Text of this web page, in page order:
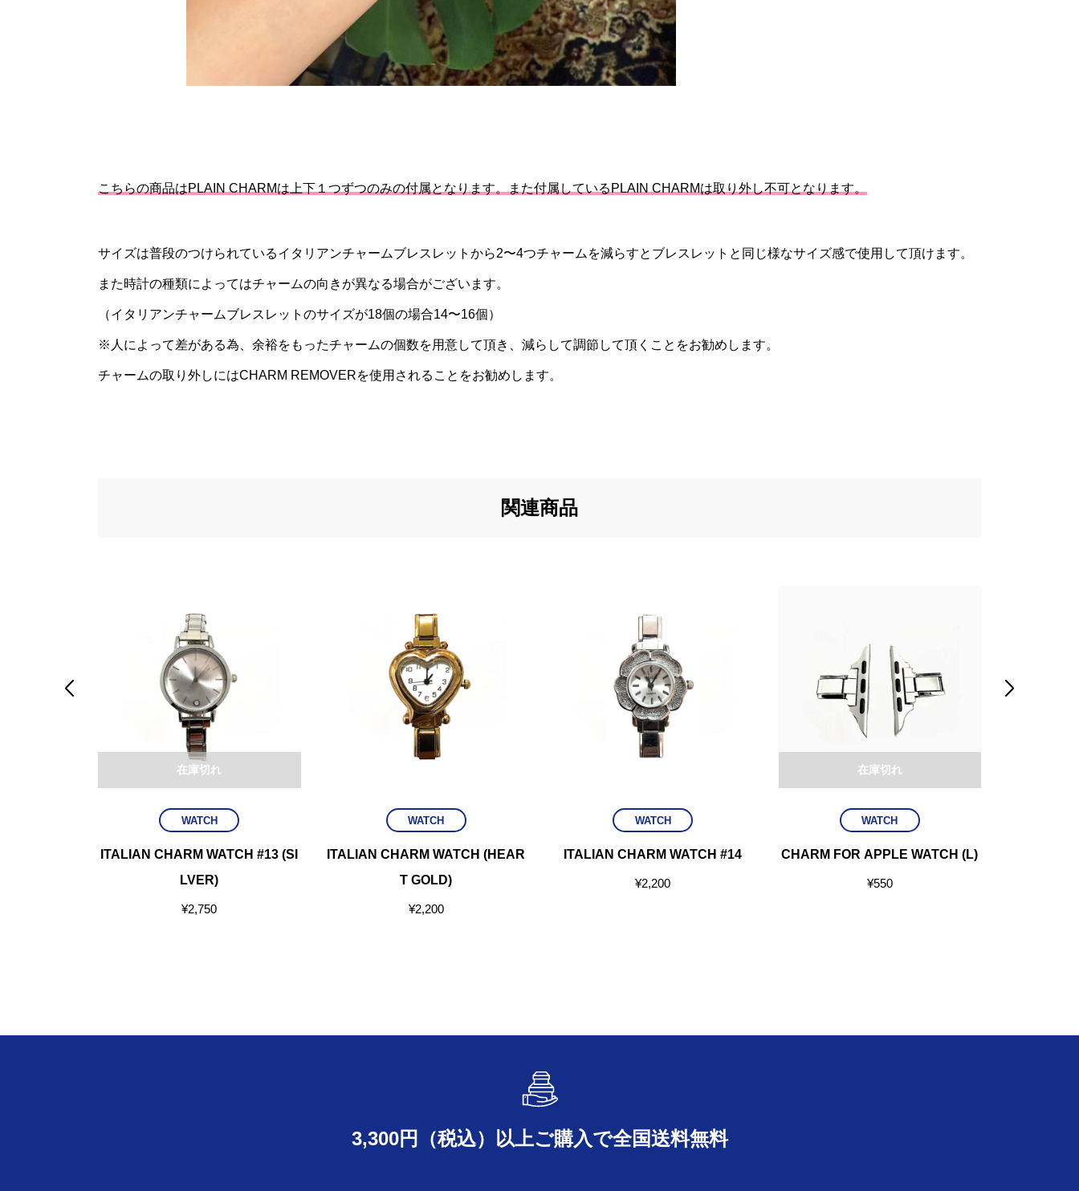
こちらの商品はPLAIN CHARMは上下１つずつのみの付属となります。また付属しているPLAIN CHARMは取り外し不可となります。
サイズは普段のつけられているイタリアンチャームブレスレットから2〜4つチャームを減らすとブレスレットと同じ様なサイズ感で使用して頂けます。
また時計の種類によってはチャームの向きが異なる場合がございます。
（イタリアンチャームブレスレットのサイズが18個の場合14〜16個）
※人によって差がある為、余裕をもったチャームの個数を用意して頂き、減らして調節して頂くことをお勧めします。
チャームの取り外しにはCHARM REMOVERを使用されることをお勧めします。
関連商品
WATCH
ITALIAN CHARM WATCH #13 (SI
LVER)
¥2,750
在庫切れ
WATCH
ITALIAN CHARM WATCH (HEAR
T GOLD)
¥2,200
WATCH
ITALIAN CHARM WATCH #14
¥2,200
WATCH
CHARM FOR APPLE WATCH (L)
¥550
在庫切れ
 
3,300円（税込）以上ご購入で全国送料無料